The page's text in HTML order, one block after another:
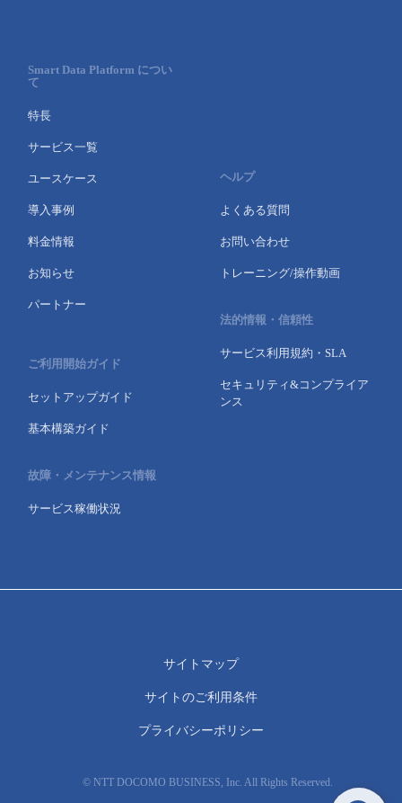
Smart Data Platform につい
て
特長
サービス一覧
ユースケース
導入事例
料金情報
お知らせ
パートナー
ご利用開始ガイド
セットアップガイド
基本構築ガイド
故障・メンテナンス情報
サービス稼働状況
ヘルプ
よくある質問
お問い合わせ
トレーニング/操作動画
法的情報・信頼性
サービス利用規約・SLA
セキュリティ&コンプライア
ンス
© NTT DOCOMO BUSINESS, Inc. All Rights Reserved.
サイトマップ
サイトのご利用条件
プライバシーポリシー